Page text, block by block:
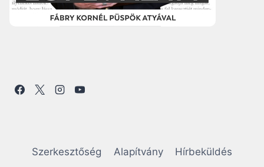
Szerkesztőség Alapítvány Hírbeküldés